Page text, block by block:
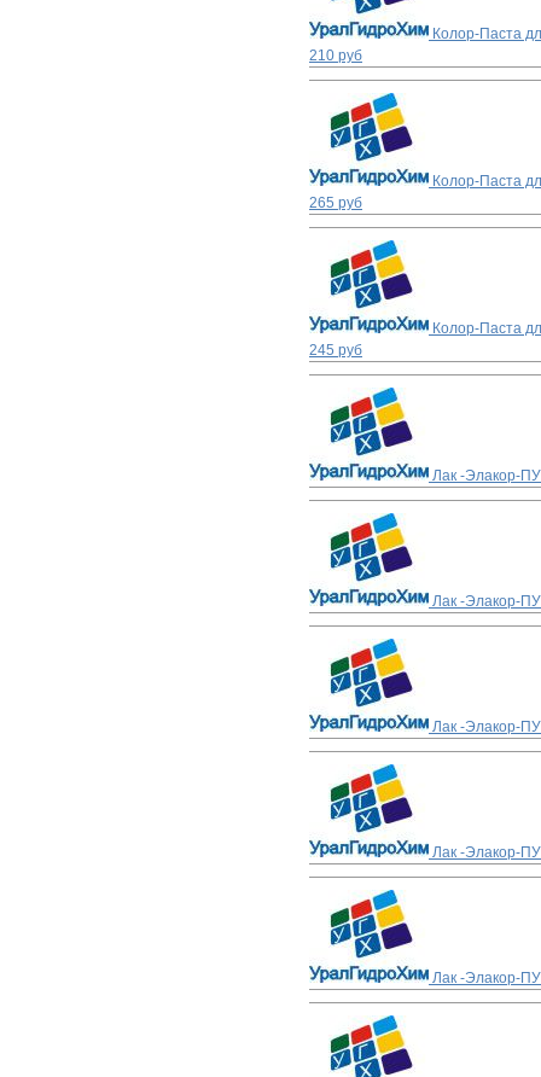
Колор-Паста
210 руб
Колор-Паста
265 руб
Колор-Паста
245 руб
Лак -Элакор-
Лак -Элакор-
Лак -Элакор-
Лак -Элакор-
Лак -Элакор-